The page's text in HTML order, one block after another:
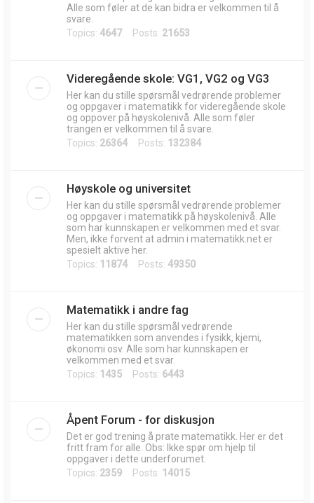
Alle som føler at de kan bidra er velkommen til å
svare.
Topics: 4647Posts: 21653
Videregående skole: VG1, VG2 og VG3
Her kan du stille spørsmål vedrørende problemer
og oppgaver i matematikk for videregående skole
og oppover på høyskolenivå. Alle som føler
trangen er velkommen til å svare.
Topics: 26364 Posts: 132384
Høyskole og universitet
Her kan du stille spørsmål vedrørende problemer
og oppgaver i matematikk på høyskolenivå. Alle
som har kunnskapen er velkommen med et svar.
Men, ikke forvent at admin i matematikk.net er
spesielt aktive her.
Topics: 11874 Posts: 49350
Matematikk i andre fag
Her kan du stille spørsmål vedrørende
matematikken som anvendes i fysikk, kjemi,
økonomi osv. Alle som har kunnskapen er
velkommen med et svar.
Topics: 1435 Posts: 6443
Åpent Forum - for diskusjon
Det er god trening å prate matematikk. Her er det
fritt fram for alle. Obs: Ikke spør om hjelp til
oppgaver i dette underforumet.
Topics: 2359 Posts: 14015